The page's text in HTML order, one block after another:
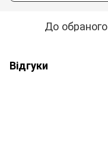
До обраного
Відгуки